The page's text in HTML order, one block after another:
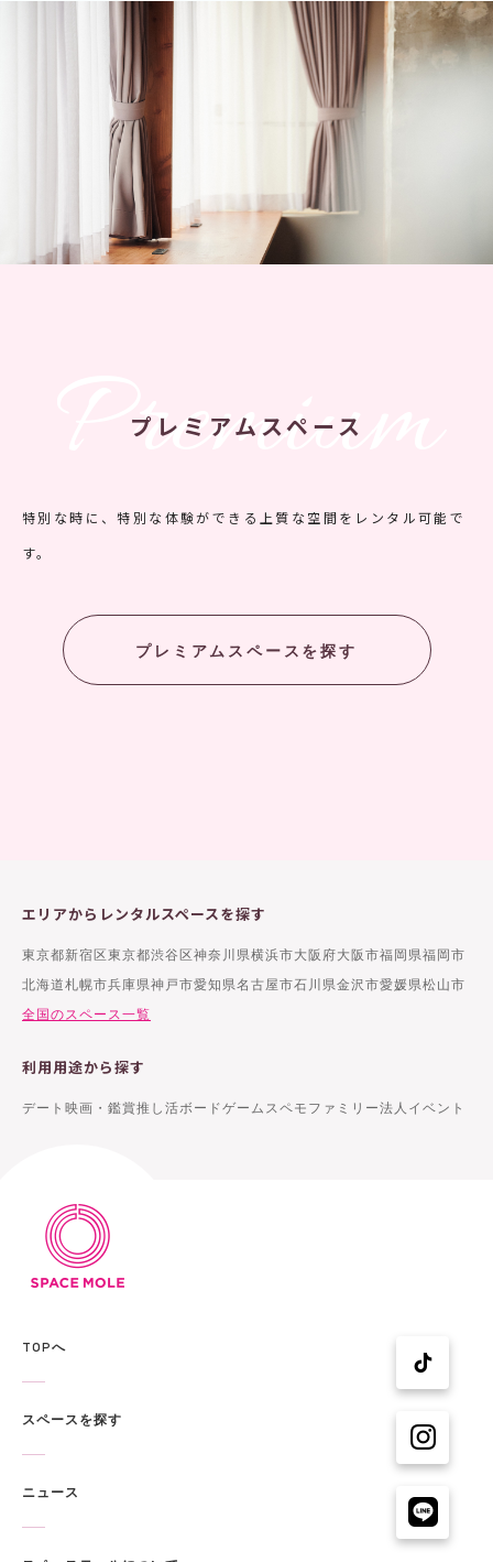
プレミアムスペース
Premium
特別な時に、特別な体験ができる上質な空間をレンタル可能で
す。
プレミアムスペースを探す
エリアからレンタルスペースを探す
東京都新宿区東京都渋谷区神奈川県横浜市大阪府大阪市福岡県福岡市
北海道札幌市兵庫県神戸市愛知県名古屋市石川県金沢市愛媛県松山市
全国のスペース一覧
利用用途から探す
デート 映画・鑑賞推し活ボードゲーム スペモファミリー法人イベント
TOPへ
スペースを探す
ニュース